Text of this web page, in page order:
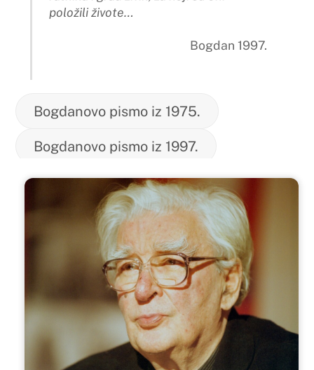
položili živote…
Bogdan 1997.
Bogdanovo pismo iz 1975.
Bogdanovo pismo iz 1997.